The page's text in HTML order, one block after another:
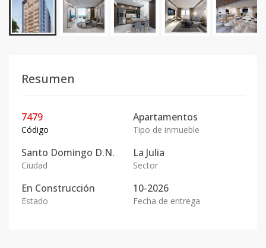
Resumen
7479
Código
Apartamentos
Tipo de inmueble
Santo Domingo D.N.
Ciudad
La Julia
Sector
En Construcción
Estado
10-2026
Fecha de entrega